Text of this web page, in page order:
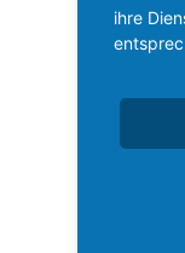
ihre